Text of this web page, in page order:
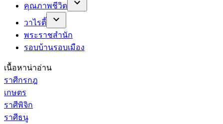
คุณภาพชีวิต
วาไรตี้
พระราชสำนัก
รอบบ้านรอบเมือง
เนื้อหาน่าอ่าน
ราศีกรกฎ
เกษตร
ราศีพิจิก
ราศีธนู